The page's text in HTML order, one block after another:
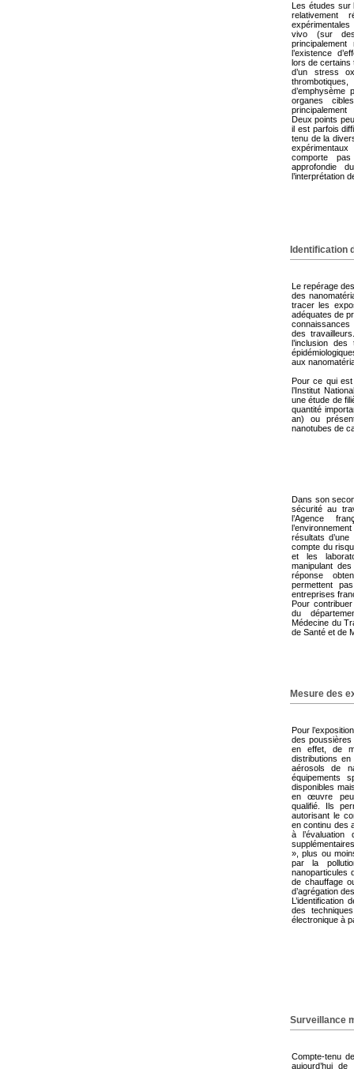
Les études sur
relativement
vivo (sur
l’existence
lors de certains
d’un stress
d’emphysème
organes
Deux points
il est parfois
tenu de la
comporte
approfondie
l’interprétation
Identification
Le repérage
des
tracer les
adéquates de
des
l’inclusion
aux
Pour ce qui est
l’Institut
une étude de
quantité
an) ou
nanotubes de
Dans son
sécurité au
l’Agence
résultats
compte du
et les
manipulant
réponse
permettent
entreprises
Pour
du
Médecine du
de Santé et de
Mesure des
Pour
des
en effet, de
distributions
aérosols de
équipements
disponibles
en œuvre
qualifié. Ils
autorisant le
en continu des
à l’évaluation
», plus ou
par la
nanoparticules
de chauffage
d’agrégation
L’identification
des
électronique à
Surveillance
Compte-tenu
aujourd’hui